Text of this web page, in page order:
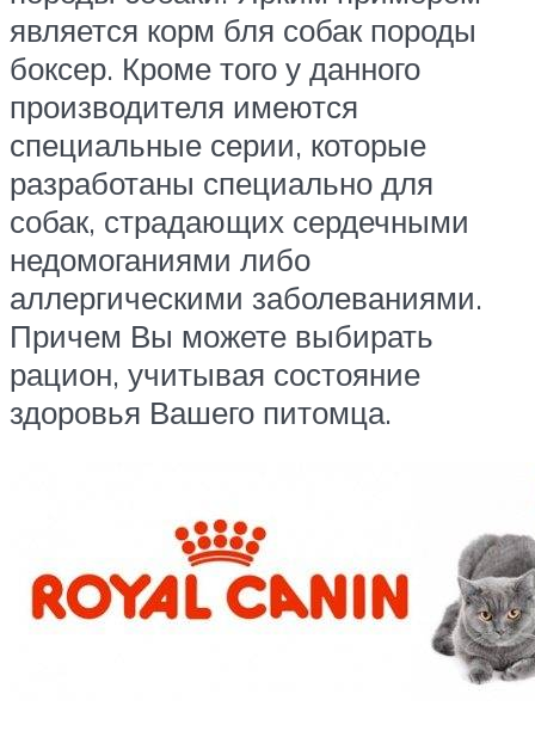
является корм бля собак породы
боксер. Кроме того у данного
производителя имеются
специальные серии, которые
разработаны специально для
собак, страдающих сердечными
недомоганиями либо
аллергическими заболеваниями.
Причем Вы можете выбирать
рацион, учитывая состояние
здоровья Вашего питомца.